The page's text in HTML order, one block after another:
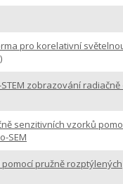
pro korelativní
zobrazování radiačně
senzitivních vzorků
SEM
pružně rozptýlených